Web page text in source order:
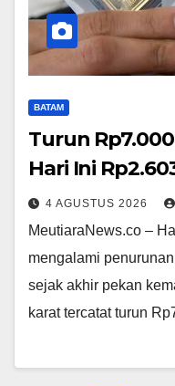
BATAM
Turun
Hari Ini
4 AGUSTUS 2026
MeutiaraNews.co –
mengalami
sejak akhir pekan
karat tercatat turun